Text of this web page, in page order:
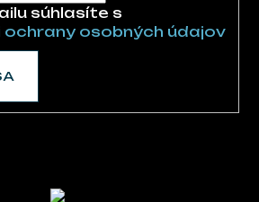
súhlasíte s
ochrany osobných údajov